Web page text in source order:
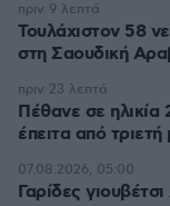
Τουλάχιστον 58
στη Σαουδική
πριν 9 λεπτά
Πέθανε σε ηλικία
έπειτα από
πριν 23 λεπτά
Γαρίδες
07.08.2026, 05:00